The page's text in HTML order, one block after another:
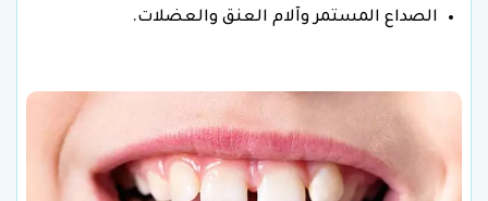
الصداع المستمر وآلام العنق والعضلات.